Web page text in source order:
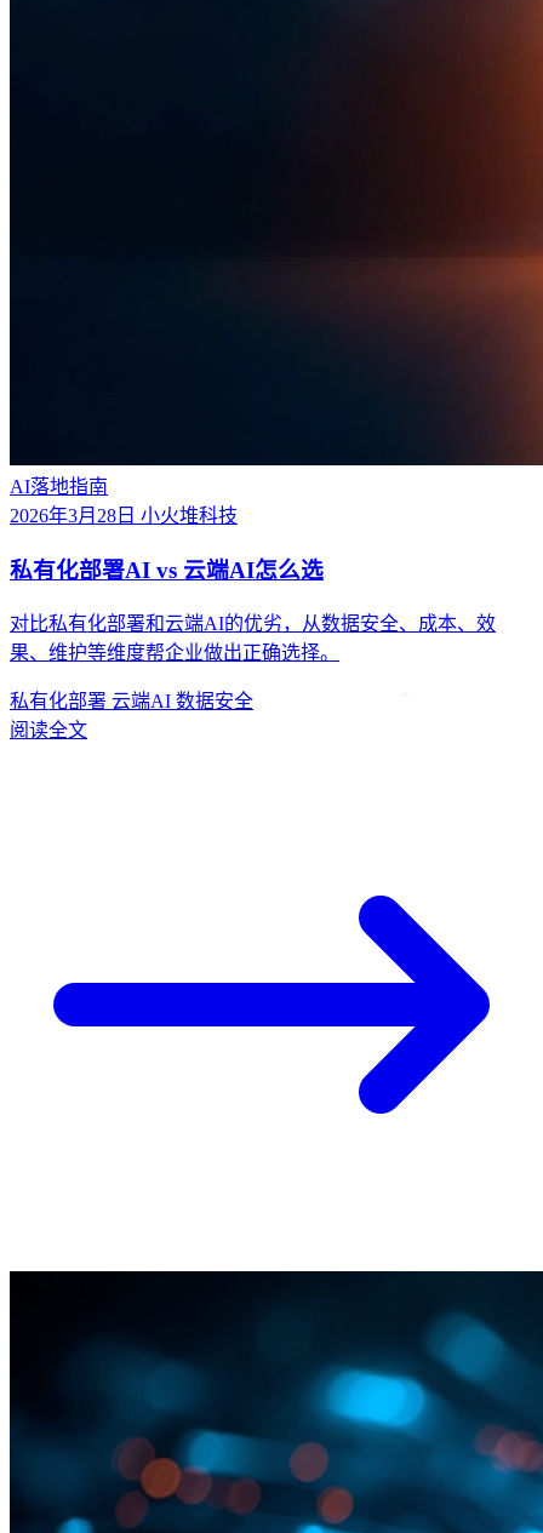
AI落地指南
2026年3月28日 小火堆科技
私有化部署AI vs 云端AI怎么选
对比私有化部署和云端AI的优劣，从数据安全、成本、效
果、维护等维度帮企业做出正确选择。
私有化部署 云端AI 数据安全
阅读全文